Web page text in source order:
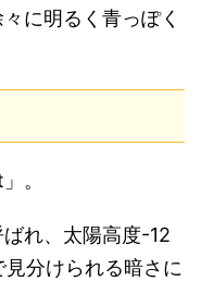
に明るく青っぽく
。
れ、太陽高度-12
分けられる暗さに